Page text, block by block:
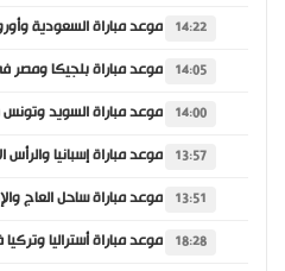
14:22
14:05
14:00
13:57
13:51
18:28